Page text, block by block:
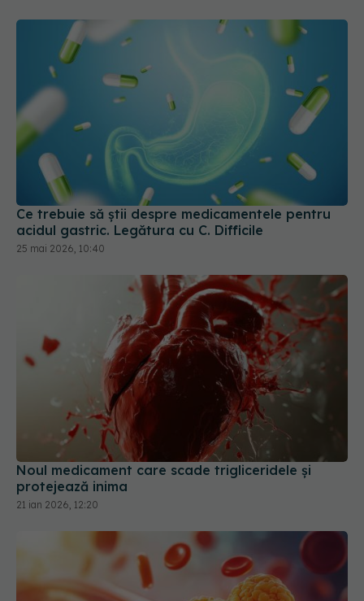
Ce trebuie să știi despre medicamentele pentru
acidul gastric. Legătura cu C. Difficile
25 mai 2026, 10:40
Noul medicament care scade trigliceridele și
protejează inima
21 ian 2026, 12:20